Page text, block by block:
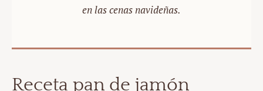
en las cenas navideñas.
Receta pan de jamón